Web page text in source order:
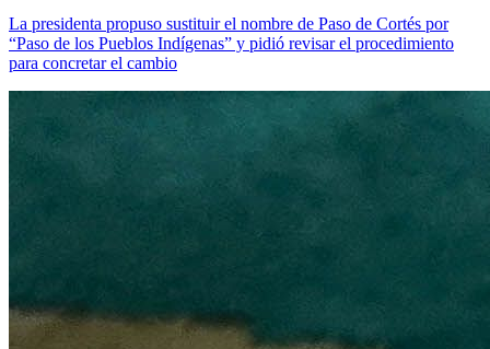
La presidenta propuso sustituir el nombre de Paso de Cortés por
“Paso de los Pueblos Indígenas” y pidió revisar el procedimiento
para concretar el cambio